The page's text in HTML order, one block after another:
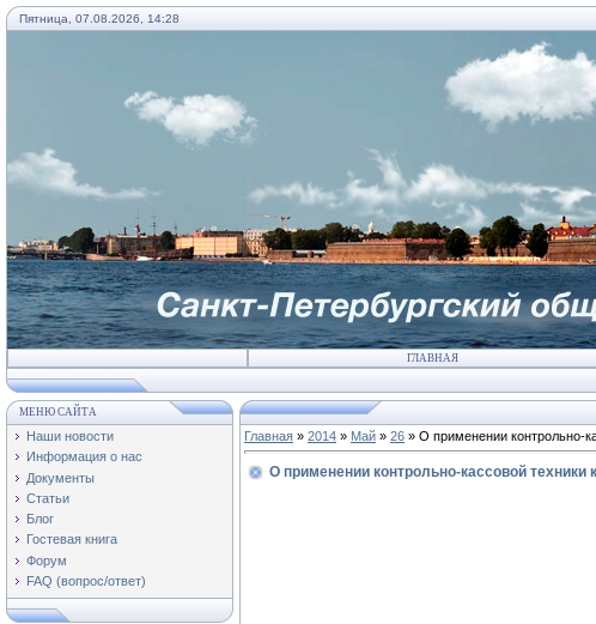
Пятница, 07.08.2026, 14:28
ГЛАВНАЯ
МЕНЮ САЙТА
Наши новости
Информация о нас
Документы
Статьи
Блог
Гостевая книга
Форум
FAQ (вопрос/ответ)
Главная » 2014 » Май » 26 » О применении контрольно-
О применении контрольно-кассовой техники